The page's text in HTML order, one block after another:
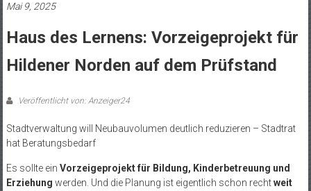
Mai 9, 2025
Haus des Lernens: Vorzeigeprojekt für
Hildener Norden auf dem Prüfstand
Veröffentlicht von: Anzeiger24
Stadtverwaltung will Neubauvolumen deutlich reduzieren – Stadtrat
hat Beratungsbedarf
Es sollte ein Vorzeigeprojekt für Bildung, Kinderbetreuung und
Erziehung werden. Und die Planung ist eigentlich schon rechtweit